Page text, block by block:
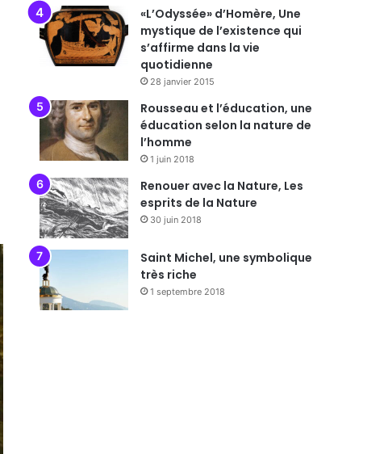
«L’Odyssée» d’Homère, Une
mystique de l’existence qui
s’affirme dans la vie
quotidienne
28 janvier 2015
Rousseau et l’éducation, une
éducation selon la nature de
l’homme
1 juin 2018
Renouer avec la Nature, Les
esprits de la Nature
30 juin 2018
Saint Michel, une symbolique
très riche
1 septembre 2018